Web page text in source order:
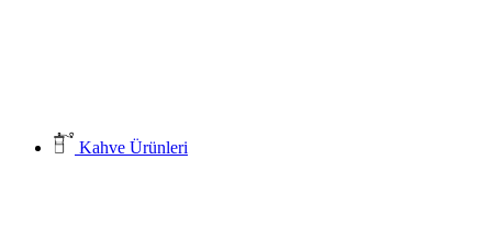
Kahve Ürünleri